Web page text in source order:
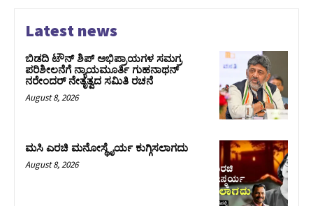
Latest news
ಬಿಡದಿ ಟೌನ್ ಶಿಪ್ ಅಭಿಪ್ರಾಯಗಳ ಸಮಗ್ರ
ಪರಿಶೀಲನೆಗೆ ನ್ಯಾಯಮೂರ್ತಿ ಗುಹನಾಥನ್
ನರೇಂದರ್ ನೇತೃತ್ವದ ಸಮಿತಿ ರಚನೆ
August 8, 2026
ಮಸಿ ಎರಚಿ ಮನೋಸ್ಥೈರ್ಯ ಕುಗ್ಗಿಸಲಾಗದು
August 8, 2026